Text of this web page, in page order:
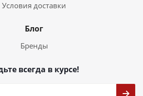
Условия доставки
Блог
Бренды
всегда в курсе!